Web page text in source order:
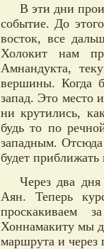
В эти дни
событие. До
восток, все
Холокит нам
Амнандукта,
вершины. Когда
запад. Это место
ни крутились,
будь то по
западным.
будет
Через два
Аян. Теперь
проскакиваем
Хоннамакиту мы
маршрута и через